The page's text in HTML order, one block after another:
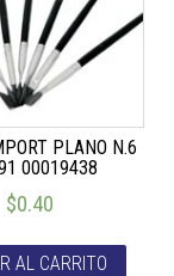
PLANO N.6
00019438
$0.40
AL CARRITO